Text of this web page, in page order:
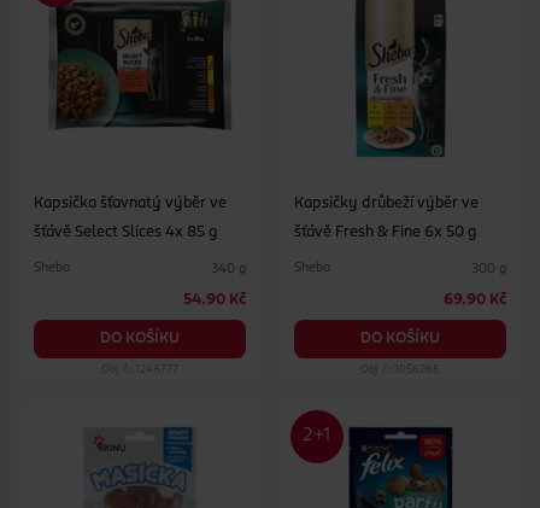
Kapsička šťavnatý výběr ve
šťávě Select Slices 4x 85 g
Sheba 340 g
54.90 Kč
DO KOŠÍKU
Obj. č.: 1248777
Kapsičky drůbeží výběr ve
šťávě Fresh & Fine 6x 50 g
Sheba 300 g
69.90 Kč
DO KOŠÍKU
Obj. č.: 1056266